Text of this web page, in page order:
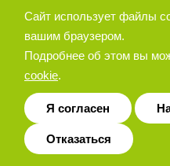
Диаметр
Сайт использует файлы
вашим браузером.
Подробнее об этом вы
cookie.
Я согласен
Отказаться